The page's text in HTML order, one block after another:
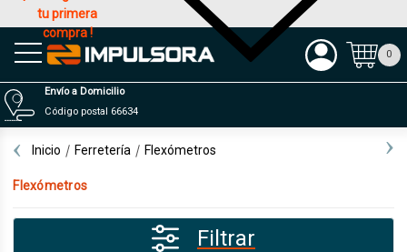
tu primera
compra !
Productos
Envío a Domicilio
Código postal 66634
0
Inicio Ferretería Flexómetros
Flexómetros
Filtrar